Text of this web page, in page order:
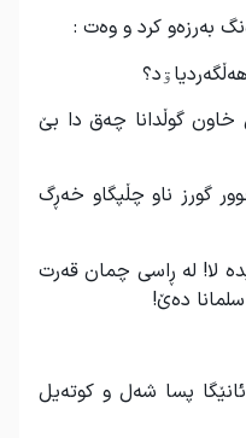
بەرزەو کرد و وەت :
خاون گوڵدانا چەق دا بێ
گورز ناو چڵپگاو خەڕگ
لا! لە ڕاسی چمان قەرت
سلمانا دەێ!
پسا شەل و کوتەیل